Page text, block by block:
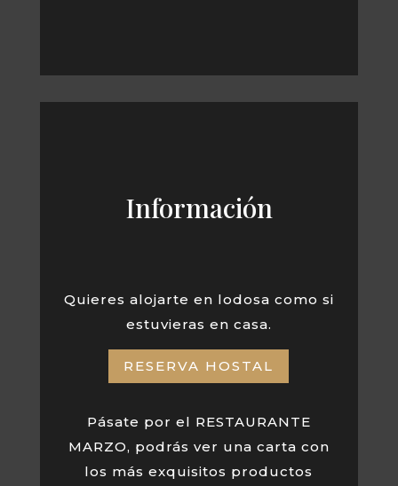
Información
Quieres alojarte en lodosa como si
estuvieras en casa.
RESERVA HOSTAL
Pásate por el RESTAURANTE
MARZO, podrás ver una carta con
los más exquisitos productos